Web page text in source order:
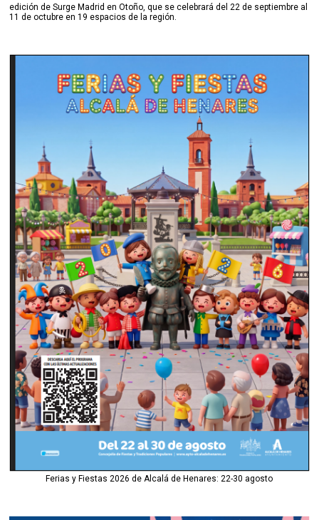
edición de Surge Madrid en Otoño, que se celebrará del 22 de septiembre al
11 de octubre en 19 espacios de la región.
Ferias y Fiestas 2026 de Alcalá de Henares: 22-30 agosto